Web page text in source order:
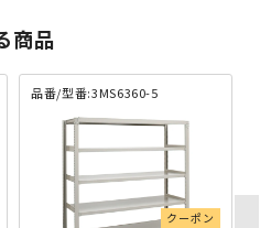
商品
品番/型番:3MS6360-5
クーポン